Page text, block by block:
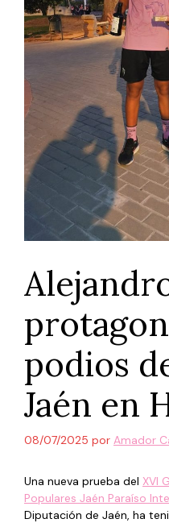
podios
Jaén en
08/07/2025 por Amador
Una nueva prueba del XVI
Populares Jaén Paraíso
Diputación de Jaén, ha